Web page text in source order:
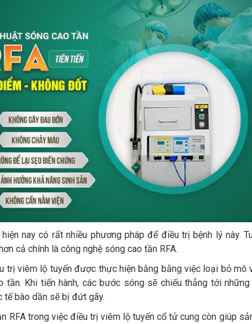
nay có rất nhiều phương pháp để điều trị bệnh lý này.
cả chính là công nghệ sóng cao tần RFA.
trị viêm lộ tuyến được thực hiện bằng bằng việc loại bỏ mô
tần. Khi tiến hành, các bước sóng sẽ chiếu thẳng tới
tế bào dần sẽ bị đứt gãy.
RFA trong việc điều trị viêm lộ tuyến cổ tử cung còn giúp